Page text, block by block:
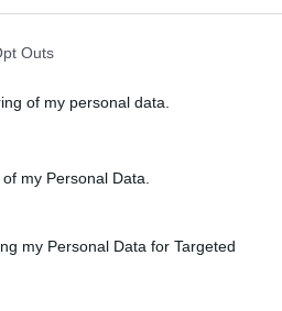
Outs
of my personal data.
my Personal Data.
my Personal Data for Targeted